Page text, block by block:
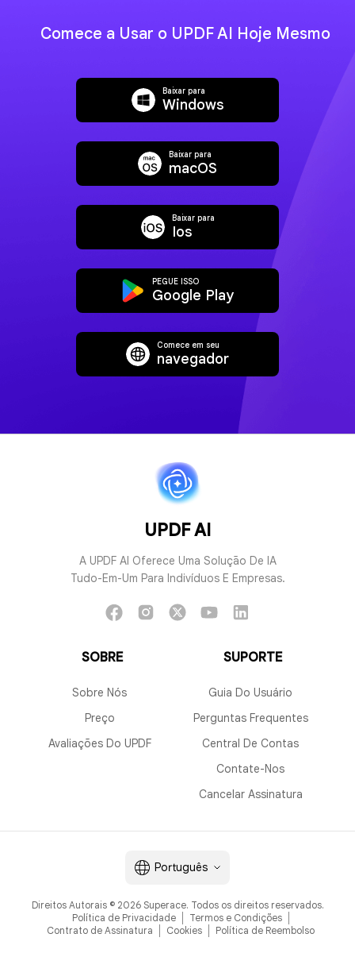
AI Traduzir PDF
Converse com IA
Comece a Usar o UPDF AI Hoje Mesmo
Baixar para
Windows
Baixar para
macOS
Baixar para
Ios
PEGUE ISSO
Google Play
Comece em seu
navegador
UPDF AI
A UPDF AI Oferece Uma Solução De IA
Tudo-Em-Um Para Indivíduos E Empresas.
SOBRE
Sobre Nós
Preço
Avaliações Do UPDF
SUPORTE
Guia Do Usuário
Perguntas Frequentes
Central De Contas
Contate-Nos
Cancelar Assinatura
Direitos Autorais © 2026 Superace. Todos os direitos reservados.
Política de Privacidade
Termos e Condições
Contrato de Assinatura
Cookies Política de Reembolso
Português